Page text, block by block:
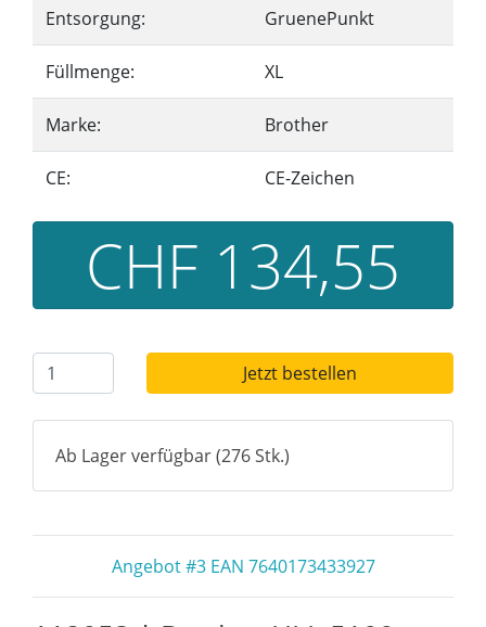
Entsorgung: GruenePunkt
Füllmenge: XL
Marke: Brother
CE: CE-Zeichen
CHF 134,55
Jetzt bestellen
Ab Lager verfügbar (276 Stk.)
Angebot #3 EAN 7640173433927